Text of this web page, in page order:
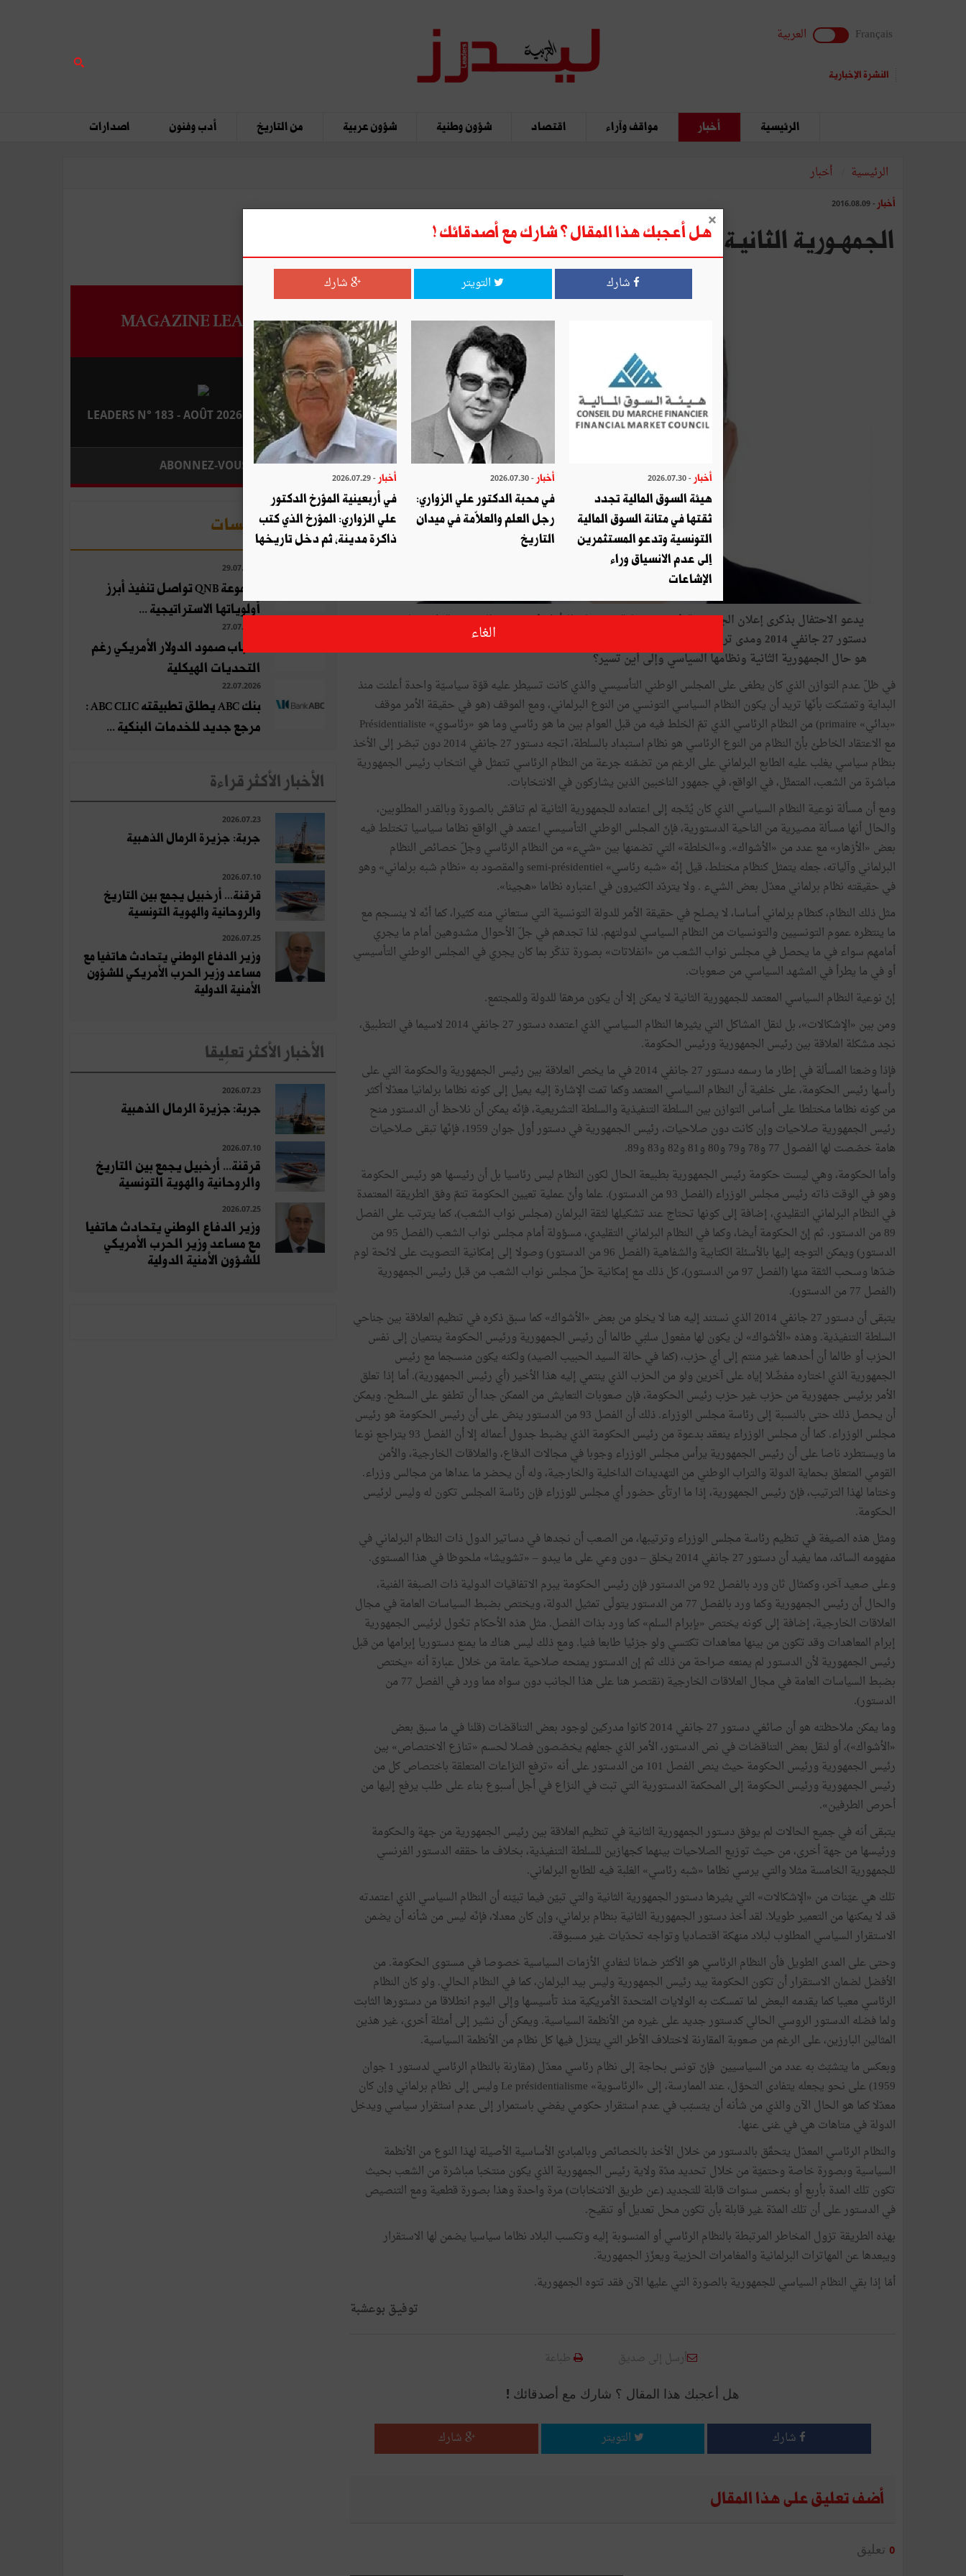
Français العربية
النشرة الإخبارية
الرئيسية أخبار مواقف وآراء اقتصاد شؤون وطنية شؤون عربية من التاريخ أدب وفنون اصدارات
الرئيسية أخبار
أخبار - 2016.08.09
الجمهـورية‭ ‬الثانيـة ‬و‭ ‬نظامها‭ ‬السياسي: إلى‭ ‬أيـن؟
يدعو الاحتفال بذكرى إعلان الجمهوريةفي25جويلية1957إلىالتأمّلفيمسيرةالجمهورية،لاسيّمابعدصدور
دستور27جانفي 2014 ومدى ترسخ الأسئلة
هوحال الجمهورية الثانية ونظامهاالسياسيوإلىأينتسير؟
في ظلّ عدم التوازن الذيكان يطغى على المجلس الوطني التأسيسي والذيكانت تسيطرعليه قوّة سياسيّة واحدة أعلنت منذ
البداية وتمسّكت بأنّها تريدأن يكون النظام السياسي التونسي من النوع البرلماني، ومع الموقف (هو في حقيقة الأمرموقف
«بدائي»
primaire
) من النظام الرئاسي الذي تمّ الخلط فيه من قبل العوام بين ما هو رئاسي وما هو «رئاسوي»
Présidentialiste
مع الاعتقاد الخاطئ بأنّ النظام من النوع الرئاسي هو نظام استبداد بالسلطة، اتجهدستور27 جانفي 2014دون تبصّرإلى الأخذ
بنظام سياسي يغلب عليه الطابع البرلماني على الرغم من تضمّنه جرعة من النظام الرئاسي تتمثل في انتخاب رئيس الجمهورية
مباشرة من الشعب، المتمثّل، في الواقع، في جمهورالناخبين الذين يشاركون في الانتخابات.
ومعأن مسألة نوعية النظام السياسي الذيكان يُتّجه إلى اعتماده للجمهورية الثانية لم تناقش بالصورة وبالقدرالمطلوبين،
والحالأنها مسألة مصيرية من الناحية الدستورية، فإنّ المجلس الوطني التأسيسي اعتمد في الواقع نظاما سياسيا تختلط فيه
بعض «الأزهار» مع عدد من «الأشواك»
. و»الخلطة» التي تضمنها بين «شيء» من النظام الرئاسي وجلّ خصائص النظام
البرلماني وآلياته، جعله يتمثلكنظام مختلط، قيل إنّه «شبه رئاسي»
semi-présidentiel والمقصود به «نظام شبه برلماني» وهو
في حقيقته نظام برلماني معدّل بعض الشيء . ولا يتردّد الكثيرون في اعتباره نظاما «هجينا»
.
مثلذلك النظام،كنظام برلمانيأساسا، لا يصلح في حقيقة الأمرللدولة التونسية التي ستعاني منهكثيرا،كماأنّه لا ينسجم مع
ما ينتظره عموم التونسيين والتونسيات من النظام السياسي لدولتهم. لذا تجدهم في جلّ الأحوال مشدوهينأمام ما يجري
أمامهم سواء في ما يحصل في مجلس نواب الشعب من «انفلاتات» بصورة تذكّربماكان يجري في المجلس الوطني التأسيسي
أو في ما يطرأ في المشهد السياسي من صعوبات.
إنّ نوعية النظام السياسي المعتمد للجمهورية الثانية لا يمكن إلاأن يكون مرهقا للدولة وللمجتمع.
ومن بين «الإشكالات»، بل لنقل المشاكل التي يثيرها النظام السياسي الذي اعتمدهدستور27 جانفي 2014 لاسيما في التطبيق،
نجد مشكلة العلاقة بين رئيس الجمهورية ورئيس الحكومة.
فإذا وضعنا المسألة في إطارما رسمهدستور27 جانفي 2014 في ما يخص العلاقة بين رئيس الجمهورية والحكومة التي على
رأسها رئيس الحكومة، على خلفية أن النظام السياسي المعتمد وكما تمت الإشارة إليه يميل إلىكونه نظاما برلمانيا معدّلاأكثر
منكونه نظاما مختلطا علىأساس التوازن بين السلطة التنفيذية والسلطة التشريعية، فإنّه يمكنأن نلاحظأن الدستورمنح
رئيس الجمهورية صلاحيات وإنكانتدون صلاحيات، رئيس الجمهورية فيدستورأول جوان 1959، فإنّها تبقى صلاحيات
هامة خصّصت لها الفصول 77 و78 و79 و80 و81 و82 و83 و89
.
وأما الحكومة، وهي ليست حكومة رئيس الجمهورية بطبيعة الحال لكون النظام ليس رئاسيا بلأن رئيسها هو رئيس الحكومة
وهو في الوقتذاته رئيس مجلس الوزراء (الفصل 93 من الدستور). علما وأنّ عملية تعيين الحكومة تتمّ وفق الطريقة المعتمدة
في النظام البرلماني التقليدي، إضافة إلىكونها تحتاج عند تشكيلها لثقة البرلمان (مجلس نواب الشعب)،كما يترتب على الفصل
89 من الدستور. ثم إنّ الحكومة أيضا، وكما في النظام البرلماني التقليدي، مسؤولة أمام مجلس نواب الشعب (الفصل 95 من
الدستور) ويمكن التوجه إليها بالأسئلة الكتابية والشفاهية (الفصل 96 من الدستور) وصولا إلى إمكانية التصويت على لائحة لوم
ضدّها وسحب الثقة منها (الفصل 97 من الدستور)،كلذلك مع إمكانية حلّ مجلس نواب الشعب من قبل رئيس الجمهورية
(الفصل 77 من الدستور).
يتبقىأندستور27 جانفي 2014 الذي نستند إليه هنا لا يخلو من بعض «الأشواك»كما سبقذكره في تنظيم العلاقة بين جناحي
السلطة التنفيذية. وهذه «الأشواك» لن يكون لها مفعول سلبّي طالماأن رئيس الجمهورية ورئيس الحكومة ينتميان إلى نفس
الحزبأو طالماأنأحدهما غيرمنتم إلىأي حزب، (كما في حالة السيد الحبيب الصيد) ولكنه يكون منسجما مع رئيس
الجمهورية الذي اختاره مفضّلا إياه علىآخرين ولو من الحزب الذي ينتمي إليه هذا الأخير(أي رئيس الجمهورية).أما إذا تعلق
الأمربرئيس جمهورية من حزب غيرحزب رئيس الحكومة، فإن صعوبات التعايش من الممكن جداأن تطفو على السطح. ويمكن
أن يحصلذلك حتى بالنسبة إلى رئاسة مجلس الوزراء.ذلكأن الفصل 93 من الدستورينصّ علىأن رئيس الحكومة هو رئيس
مجلس الوزراء.كماأن مجلس الوزراء ينعقد بدعوة من رئيس الحكومة الذي يضبط جدولأعماله إلاأن الفصل 93 يتراجع نوعا
ما ويستطرد ناصا علىأن رئيس الجمهورية يرأس مجلس الوزراء وجوبا في مجالات الدفاع، والعلاقات الخارجية، والأمن
القومي المتعلق بحماية الدولة والتراب الوطني من التهديدات الداخلية والخارجية، ولهأن يحضرما عداها من مجالس وزراء.
وختاما لهذا الترتيب، فإنّ رئيس الجمهورية، إذا ما ارتأى حضورأي مجلس للوزراء فإن رئاسة المجلس تكون له وليس لرئيس
الحكومة.
ومثل هذه الصيغة في تنظيم رئاسة مجلس الوزراء وترتيبها، من الصعبأن نجدها فيدساتيرالدولذات النظام البرلماني في
مفهومه السائد، مما يفيدأندستور27 جانفي 2014 يخلق –دون وعي على ما يبدو –
«تشويشا» ملحوظا في هذا المستوى.
وعلى صعيدآخر، وكمثال ثان ورد بالفصل 92 من الدستورفإن رئيس الحكومة يبرم الاتفاقيات الدولية ذات الصبغة الفنية،
والحالأن رئيس الجمهورية وكما ورد بالفصل 77 من الدستوريتولّى تمثيل الدولة، ويختص بضبط السياسات العامة في مجال
العلاقات الخارجية، إضافة إلىكونه يختص «بإبرام السلم»كما ورد بذات الفصل. مثل هذه الأحكام تخّول لرئيس الجمهورية
إبرام المعاهدات وقد تكون من بينها معاهدات تكتسي ولو جزئيا طابعا فنيا. ومعذلك ليس هناكما يمنعدستوريا إبرامها من قبل
رئيس الجمهورية لأن الدستورلم يمنعه صراحة منذلك ثم إن الدستوريمنحه صلاحية عامة من خلال عبارة أنه «يختص
بضبط السياسات العامة في مجال العلاقات الخارجية (نقتصرهنا على هذا الجانبدون سواه مما ورد في الفصل 77 من
الدستور).
وما يمكن ملاحظته هوأن صائغيدستور27 جانفي 2014كانوا مدركين لوجود بعض التناقضات (قلنا في ما سبق بعض
«الأشواك»
)،أو لنقل بعض التناقضات في نص الدستور، الأمرالذي جعلهم يخصّصون فصلا لحسم «تنازع الاختصاص» بين
رئيس الجمهورية ورئيس الحكومة حيث ينص الفصل 101 من الدستورعلىأنه «ترفع النزاعات المتعلقة باختصاصكل من
رئيس الجمهورية ورئيس الحكومة إلى المحكمة الدستورية التي تبت في النزاع فيأجلأسبوع بناء على طلب يرفع إليها من
أحرص الطرفين»
.
يتبقىأنه في جميع الحالات لم يوفقدستورالجمهورية الثانية في تنظيم العلاقة بين رئيس الجمهورية من جهة والحكومة
ورئيسها من جهة أخرى، من حيث توزيع الصلاحيات بينهماكجهازين للسلطة التنفيذية، بخلاف ما حققه الدستورالفرنسي
للجمهورية الخامسة مثلا والتي يرسي نظاما «شبه رئاسي» الغلبة فيه للطابع البرلماني.
تلك هي عيّنات من «الإشكالات» التي يثيرهادستورالجمهورية الثانية والتي تبيّن فيما تبيّنهأن النظام السياسي الذي اعتمدته
قد لا يمكنها من التعميرطويلا. لقدأخذدستورالجمهورية الثانية بنظام برلماني، وإنكان معدلا، فإنّه ليس من شأنهأن يضمن
الاستقرارالسياسي المطلوب لبلاد منهكة اقتصاديا وتواجه تحدّيات غيرمسبوقة.
وحتى على المدى الطويل فأن النظام الرئاسي هو الأكثرضمانا لتفادي الأزمات السياسية خصوصا في مستوى الحكومة. من
الأفضل لضمان الاستقرارأن تكون الحكومة بيد رئيس الجمهورية وليس بيد البرلمان،كما في النظام الحالي. ولوكان النظام
الرئاسي معيباكما يقدمه البعض لما تمسكت به الولايات المتحدة الأمريكية منذ تأسيسها وإلى اليوم انطلاقا مندستورها الثابت
ولما فضله الدستورالروسي الحاليكدستورجديد على غيره من الأنظمة السياسية. ويمكنأن نشيرإلىأمثلة أخرى، غيرهذين
المثالين البارزين، على الرغم من صعوبة المقارنة لاختلاف الأطرالتي يتنزل فيهاكل نظام من الأنظمة السياسية.
وبعكس ما يتشبّث به عدد من السياسيين فإنّ تونس بحاجة إلى نظام رئاسي معدّل (مقارنة بالنظام الرئاسي لدستور 1 جوان
1959
) على نحو يجعله يتفادى التحوّل، عند الممارسة، إلى «الرئاسوية»
Le présidentialisme وليس إلى نظام برلماني وإنكان
معدّلاكما هو الحال الآن والذي من شأنهأن يتسبّب في عدم استقرارحكومي يفضي باستمرارإلى عدم استقرارسياسي ويدخل
الدولة في متاهات هي في غنى عنها.
والنظام الرئاسي المعدّل يتحقّق بالدستورمن خلال الأخذ بالخصائص وبالمبادئ الأساسية الأصيلة لهذا النوع من الأنظمة
السياسية وبصورة خاصة وحتميّة من خلال تحديد مدّة ولاية رئيس الجمهورية الذي يكون منتخبا مباشرة من الشعب بحيث
تكون تلك المدة بأربعأو بخمس سنوات قابلة للتجديد (عن طريق الانتخابات) مرة واحدة وهذا بصورة قطعية ومع التنصيص
في الدستورعلىأن تلك المدّة غيرقابلة بأن تكون محل تعديلأو تنقيح.
بهذه الطريقة تزول المخاطرالمرتبطة بالنظام الرئاسيأو المنسوبة إليه وتكسب البلاد نظاما سياسيا يضمن لها الاستقرار
ويبعدها عن المهاترات البرلمانية والمغامرات الحزبية ويعزّزالجمهورية.
أمّا إذا بقي النظام السياسي للجمهورية بالصورة التي عليها الآن فقد تتوه الجمهورية.
توفيـق بوعشبة
أرسل إلى صديق طباعة
هل أعجبك هذا المقال ؟ شارك مع أصدقائك !
شارك التويتر شارك
أضف تعليق على هذا المقال
0 تعليق
MAGAZINE LEADERS
LEADERS N° 183 - AOÛT 2026 : EN KIOSQUE
ABONNEZ-VOUS
أصداء المؤسسات
29.07.2026
مجموعة QNB تواصل تنفيذ أبرز
أولوياتها الاستراتيجية ...
27.07.2026
أسباب صمود الدولار الأمريكي رغم
التحديات الهيكلية
22.07.2026
بنك ABC يطلق تطبيقته ABC CLIC :
مرجع جديد للخدمات البنكية ...
الأخبار الأكثر قراءة
2026.07.23
جربة: جزيرة الرمال الذهبية
2026.07.10
قرقنة... أرخبيل يجمع بين التاريخ
والروحانية والهوية التونسية
2026.07.25
وزير الدفاع الوطني يتحادث هاتفيا مع
مساعد وزير الحرب الأمريكي للشؤون
الأمنية الدولية
الأخبار الأكثر تعلِيقا
2026.07.23
جربة: جزيرة الرمال الذهبية
2026.07.10
قرقنة... أرخبيل يجمع بين التاريخ
والروحانية والهوية التونسية
2026.07.25
وزير الدفاع الوطني يتحادث هاتفيا
مع مساعد وزير الحرب الأمريكي
للشؤون الأمنية الدولية
هل أعجبك هذا المقال ؟ شارك مع أصدقائك !
شارك التويتر شارك
أخبار - 2026.07.30
هيئة السوق المالية تجدد
ثقتها في متانة السوق المالية
التونسية وتدعو المستثمرين
إلى عدم الانسياق وراء
الإشاعات
أخبار - 2026.07.30
في محبة الدكتور علي الزواري:
رجل العلم والعلاّمة في ميدان
التاريخ
أخبار - 2026.07.29
في أربعينية المؤرخ الدكتور
علي الزواري: المؤرخ الذي كتب
ذاكرة مدينة، ثم دخل تاريخها
الغاء